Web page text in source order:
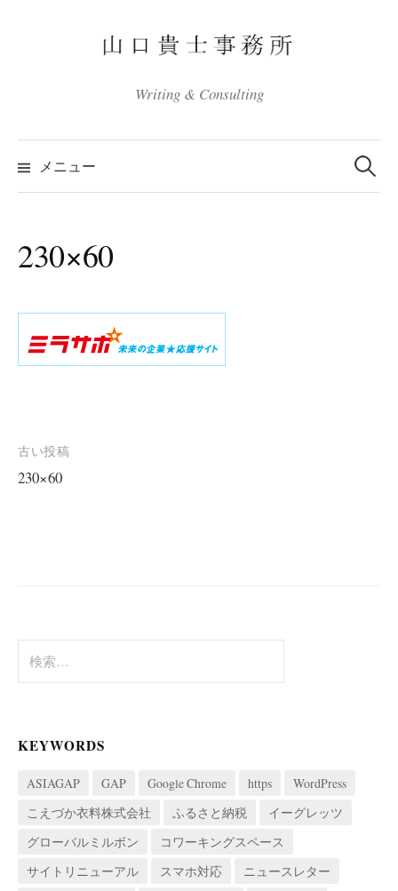
へ
ス
Writing & Consulting
メニュー
検
索:
230×60
投
稿
シ
ョ
古い投稿
230×60
索:
KEYWORDS
ASIAGAP GAP Google Chrome https
WordPress
こえづか衣料株式会社
ふるさと納税
イーグレッツ
グローバルミルボン
コワーキングスペース
サイトリニューアル
スマホ対応
ニュースレター